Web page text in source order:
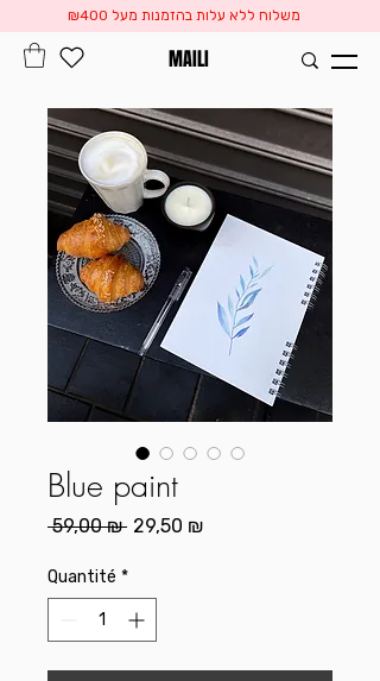
משלוח ללא עלות בהזמנות מעל ₪400
MAILI
Blue paint
59,00 ₪ Prix
29,50 ₪Prix
Quantité *